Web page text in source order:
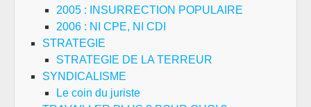
2005 : INSURRECTION POPULAIRE
2006 : NI CPE, NI CDI
STRATEGIE
STRATEGIE DE LA TERREUR
SYNDICALISME
Le coin du juriste